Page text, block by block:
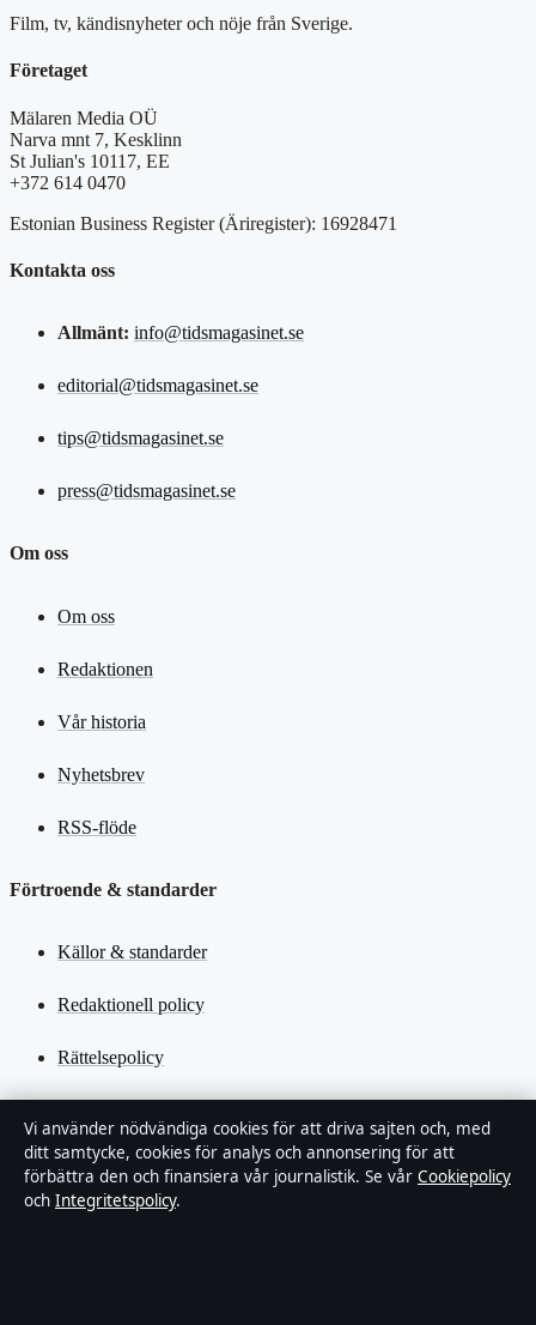
Film, tv, kändisnyheter och nöje från Sverige.
Företaget
Mälaren Media OÜ
Narva mnt 7, Kesklinn
St Julian's 10117, EE
+372 614 0470
Estonian Business Register (Äriregister): 16928471
Kontakta oss
Allmänt: info@tidsmagasinet.se
editorial@tidsmagasinet.se
tips@tidsmagasinet.se
press@tidsmagasinet.se
Om oss
Om oss
Redaktionen
Vår historia
Nyhetsbrev
RSS-flöde
Förtroende & standarder
Källor & standarder
Redaktionell policy
Rättelsepolicy
Kändisar & integritet
Integritetspolicy
Vi använder nödvändiga cookies för att driva sajten och, med
ditt samtycke, cookies för analys och annonsering för att
förbättra den och finansiera vår journalistik. Se vår Cookiepolicy
och Integritetspolicy.